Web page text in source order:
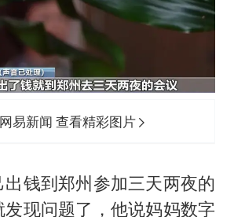
易新闻 查看精彩图片
出钱到郑州参加三天两夜的
现问题了，他说妈妈数字